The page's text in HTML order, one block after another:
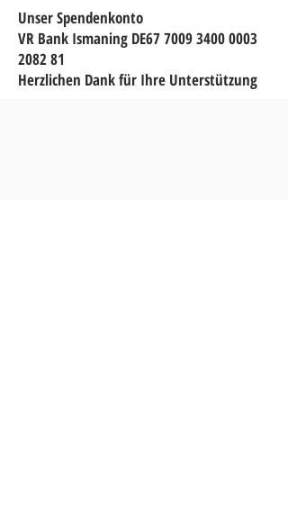
Unser Spendenkonto
VR Bank Ismaning DE677009 3400 0003
208281
Herzlichen Dank für Ihre Unterstützung